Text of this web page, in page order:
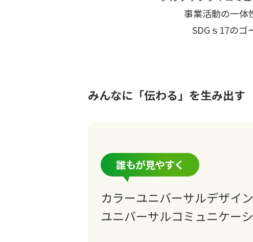
事業活動の一体
SDGｓ17のゴ
みんなに「伝わる」を生み出す
誰もが見やすく
カラーユニバーサルデザイン
ユニバーサルコミュニケー